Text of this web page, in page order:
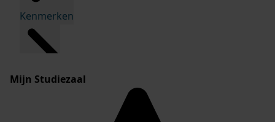
Kenmerken
Mijn Studiezaal